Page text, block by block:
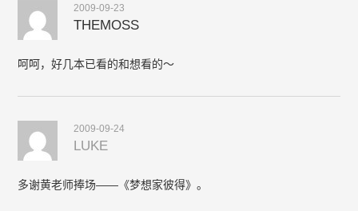
2009-09-23
THEMOSS
呵呵，好几本已看的和想看的～
2009-09-24
LUKE
多谢黄老师捧场——《梦想家彼得》。